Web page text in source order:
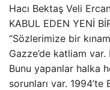
Hacı Bektaş Veli
KABUL EDEN YENİ
“Sözlerimize bir
Gazze’de katliam
Bunu yapanlar halka
sorunları var. 1994’te